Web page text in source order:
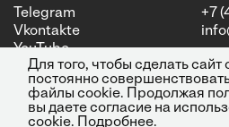
Telegram
Vkontakte
YouTube
+7
Для того, чтобы сделать
постоянно
файлы cookie. Продолжая
вы даете согласие на
cookie.
Подробнее.